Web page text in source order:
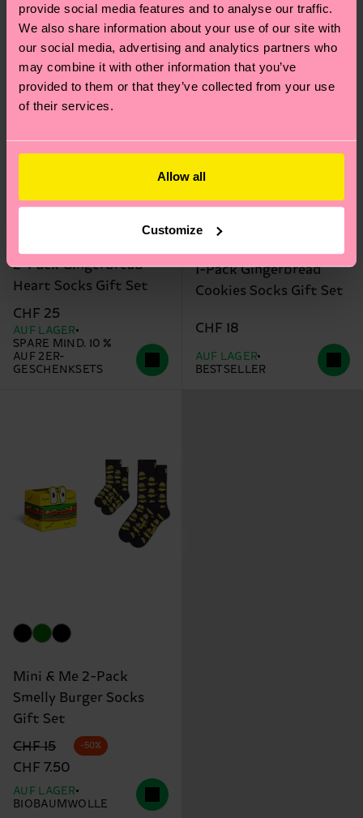
provide social media features and to analyse our traffic.
We also share information about your use of our site with
our social media, advertising and analytics partners who
may combine it with other information that you’ve
provided to them or that they’ve collected from your use
of their services.
Allow all
Customize
2-Pack Gingerbread
Heart Socks Gift Set
CHF 25
AUF LAGER
SPARE MIND. 10 %
AUF 2ER-
GESCHENKSETS
1-Pack Gingerbread
Cookies Socks Gift Set
CHF 18
AUF LAGER
BESTSELLER
Mini & Me 2-Pack
Smelly Burger Socks
Gift Set
Originalpreis
CHF 15
Reduzierter Preis
CHF 7.50
-50%
AUF LAGER
BIOBAUMWOLLE